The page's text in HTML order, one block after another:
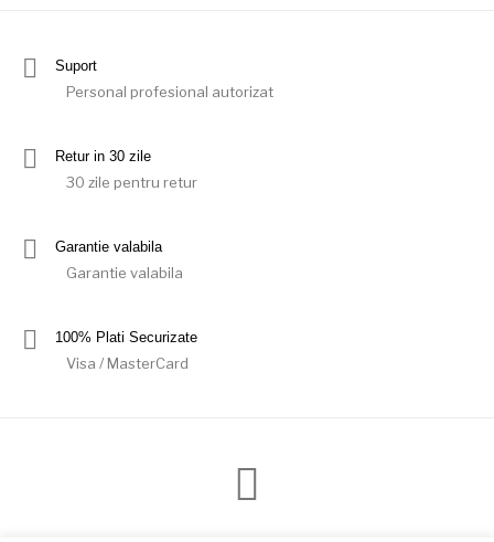
Suport
Personal profesional autorizat
Retur in 30 zile
30 zile pentru retur
Garantie valabila
Garantie valabila
100% Plati Securizate
Visa / MasterCard